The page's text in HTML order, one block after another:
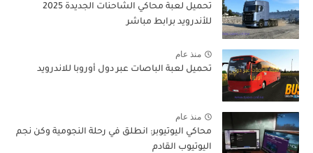
تحميل لعبة محاكي الشاحنات الجديدة 2025
للأندرويد برابط مباشر
منذ عام
تحميل لعبة الباصات عبر دول أوروبا للاندرويد
منذ عام
محاكي اليوتيوبر: انطلق في رحلة النجومية وكن نجم
اليوتيوب القادم